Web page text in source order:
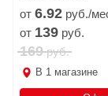
от 6.92 руб./
от 139 руб.
169руб.
В 1 магазине